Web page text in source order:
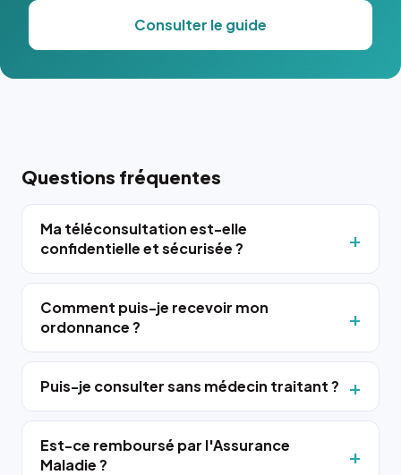
Consulter le guide
Questions fréquentes
Ma téléconsultation est-elle
confidentielle et sécurisée ?
Comment puis-je recevoir mon
ordonnance ?
Puis-je consulter sans médecin traitant ?
Est-ce remboursé par l'Assurance
Maladie ?